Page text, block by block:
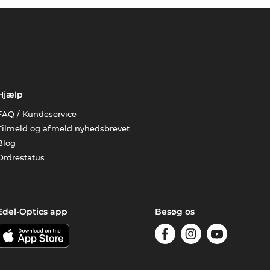
/ Kundeservice
og afmeld nyhedsbrevet
Optics app Besøg os